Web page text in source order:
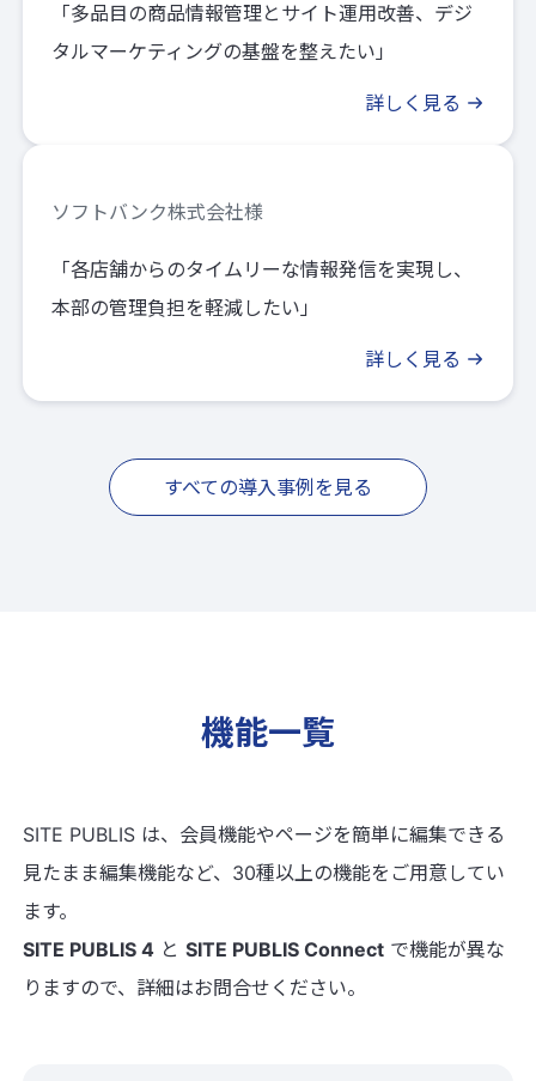
「多品目の商品情報管理とサイト運用改善、デジ
タルマーケティングの基盤を整えたい」
詳しく見る
ソフトバンク株式会社様
「各店舗からのタイムリーな情報発信を実現し、
本部の管理負担を軽減したい」
詳しく見る
すべての導入事例を見る
機能一覧
SITE PUBLIS は、会員機能やページを簡単に編集できる
見たまま編集機能など、30種以上の機能をご用意してい
ます。
SITE PUBLIS 4 とSITE PUBLIS Connect で機能が異な
りますので、詳細はお問合せください。